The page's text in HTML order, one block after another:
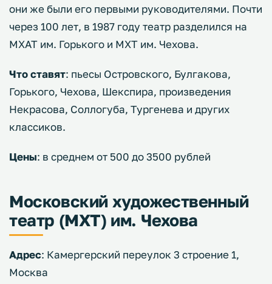
они же были его первыми руководителями. Почти
через 100 лет, в 1987 году театр разделился на
МХАТ им. Горького и МХТ им. Чехова.
Что ставят: пьесы Островского, Булгакова,
Горького, Чехова, Шекспира, произведения
Некрасова, Соллогуба, Тургенева и других
классиков.
Цены: в среднем от 500 до 3500 рублей
Московский художественный
театр (МХТ) им. Чехова
Адрес: Камергерский переулок 3 строение 1,
Москва